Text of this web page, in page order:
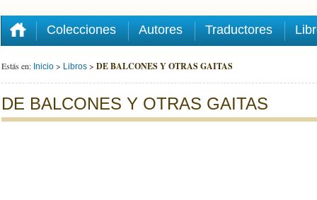
Colecciones Autores Traductores
Estás en: Inicio > Libros > DE BALCONES Y OTRAS GAITAS
DE BALCONES Y OTRAS GAITAS